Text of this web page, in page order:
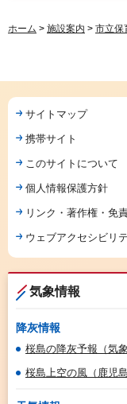
ホーム > 施設案内 > 市立保
サイトマップ
携帯サイト
このサイトについて
個人情報保護方針
リンク・著作権・免
ウェブアクセシビリ
気象情報
降灰情報
桜島の降灰予報（気象
桜島上空の風（鹿児